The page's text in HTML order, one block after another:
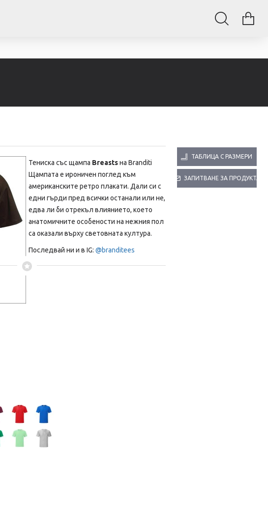
Тениска със щампа Breastsна Branditi
Щампата е ироничен поглед към
американските ретро плакати. Дали си с
едни гърди пред всички останали или не,
едва ли би отрекъл влиянието, което
анатомичните особености на нежния пол
са оказали върху световната култура.
Последвай ни и в IG: @branditees
ТАБЛИЦА С РАЗМЕРИ
ЗАПИТВАНЕ ЗА ПРОДУКТА